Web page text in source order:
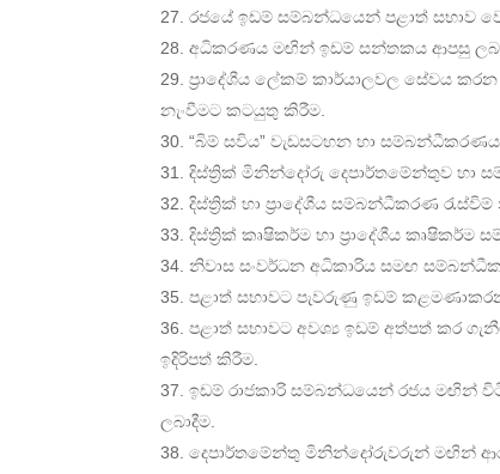
රජයේ ඉඩම් සම්බන්ධයෙන් පළාත් සභාව
අධිකරණය මඟින් ඉඩම් සන්තකය ආපසු
ප්‍රාදේශීය ලේකම් කාර්යාලවල සේවය
නැංවීමට කටයුතු කිරීම.
“බිම් සවිය” වැඩසටහන හා සම්බන්ධීකරණය.
දිස්ත්‍රික් මිනින්දෝරු දෙපාර්තමේන්තුව හා
දිස්ත්‍රික් හා ප්‍රාදේශීය සම්බන්ධීකරණ
දිස්ත්‍රික් කෘෂිකර්ම හා ප්‍රාදේශීය
නිවාස සංවර්ධන අධිකාරිය සමඟ
පළාත් සභාවට පැවරුණු ඉඩම්
පළාත් සභාවට අවශ්‍ය ඉඩම් අත්පත් කර
ඉදිරිපත් කිරීම.
ඉඩම් රාජකාරි සම්බන්ධයෙන් රජය මඟින්
ලබාදීම.
දෙපාර්තමේන්තු මිනින්දෝරුවරුන් මඟින්